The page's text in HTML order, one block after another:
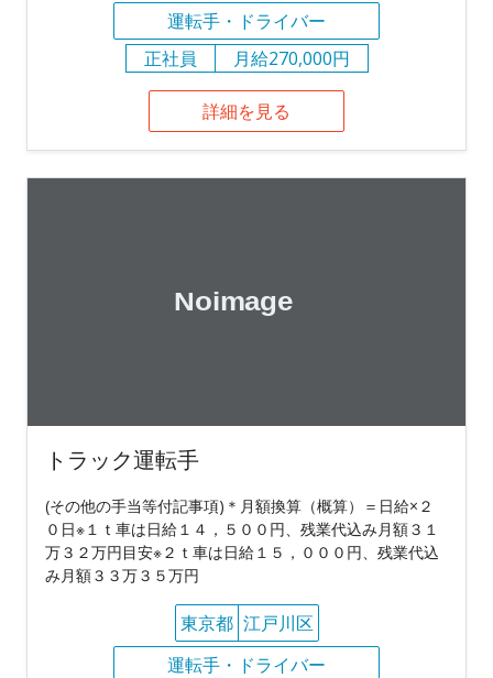
運転手・ドライバー
正社員
月給270,000円
詳細を見る
トラック運転手
(その他の手当等付記事項)＊月額換算（概算）＝日給×２
０日※１ｔ車は日給１４，５００円、残業代込み月額３１
万３２万円目安※２ｔ車は日給１５，０００円、残業代込
み月額３３万３５万円
東京都 江戸川区
運転手・ドライバー